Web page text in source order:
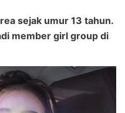
sejak umur 13 tahun.
member girl group di